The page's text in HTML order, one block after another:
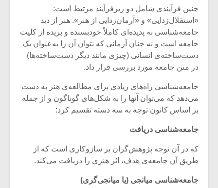
چنین فرآیندی شامل دو زیرفرآیند مرتبط است:
«استقلال‌زدایی» و «آرمان‌زدایی از هنر». هنر از دید
جامعه‌شناسی نه پدیده‌ای کاملاً خودبسنده و بریده از کلیت
جامعه است و نه چنان آرمانی که نتوان آن را به‌عنوان یک
دست‌ساخته‌ی انسانی (چیزی مانند دیگر دست‌ساخته‌ها)
در متن جامعه مورد بررسی قرار داد.
جامعه‌شناسی راه‌های زیادی برای مطالعه‌ی هنر به دست
می‌دهد که می‌توان آنها را به شکل‌های گوناگون و از جمله
بر اساس کانون توجه به سه دسته تقسیم کرد:
جامعه‌شناسی دریافت
که در آن توجه پژوهش‌گران بر سازوکاری است که از
طریق آن جامعه‌ی هدف، اثر هنری را دریافت می‌کند.
جامعه‌شناسی میانجی (یا میانجی‌گری)
میکلوش روژا
یادداشتی بر موسیقی
متن فیلم «متری
شیش و نیم»
موریس ژار